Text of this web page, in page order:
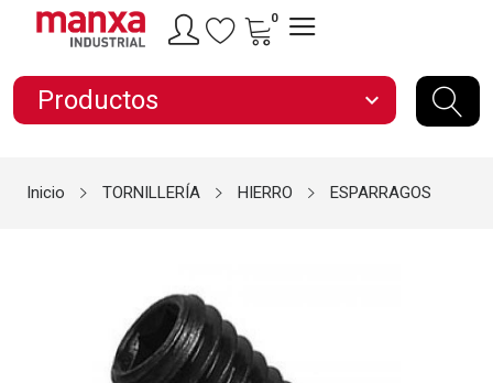
0
Productos expand_more
Inicio TORNILLERÍA HIERRO ESPARRAGOS